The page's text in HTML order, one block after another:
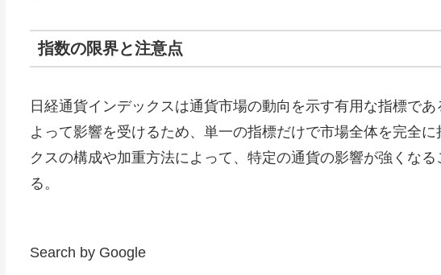
指数の限界と注意点
日経通貨インデックスは通貨市場の動向を示す有用な指標で
よって影響を受けるため、単一の指標だけで市場全体を完全
クスの構成や加重方法によって、特定の通貨の影響が強くな
る。
Search by Google